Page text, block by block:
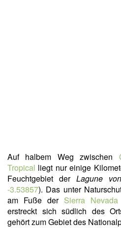
Auf halbem Weg zwischen
Tropical liegt nur einige
Feuchtgebiet der Lagune
-3.53857). Das unter
am Fuße der Sierra Nevada
erstreckt sich südlich des
gehört zum Gebiet des